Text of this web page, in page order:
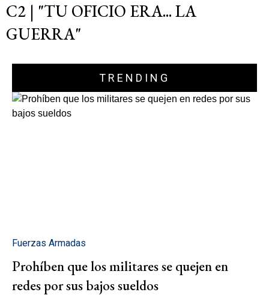
C2 | "TU OFICIO ERA... LA
GUERRA"
TRENDING
Fuerzas Armadas
Prohíben que los militares se quejen en
redes por sus bajos sueldos